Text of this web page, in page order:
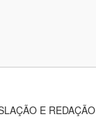
E REDAÇÃO